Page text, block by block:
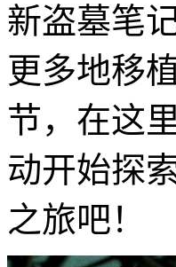
新盗墓笔
更多地移
节，在这
动开始探
之旅吧！